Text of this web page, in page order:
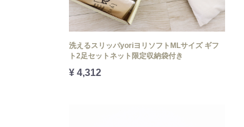
洗えるスリッパyoriヨリソフトMLサイズ ギフ
ト2足セットネット限定収納袋付き
¥ 4,312